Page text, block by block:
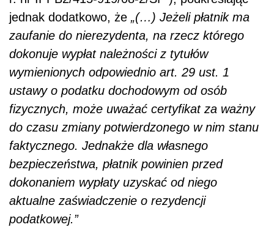
jednak dodatkowo, że „(…) Jeżeli płatnik ma
zaufanie do nierezydenta, na rzecz którego
dokonuje wypłat należności z tytułów
wymienionych odpowiednio art. 29 ust. 1
ustawy o podatku dochodowym od osób
fizycznych, może uważać certyfikat za ważny
do czasu zmiany potwierdzonego w nim stanu
faktycznego. Jednakże dla własnego
bezpieczeństwa, płatnik powinien przed
dokonaniem wypłaty uzyskać od niego
aktualne zaświadczenie o rezydencji
podatkowej.”